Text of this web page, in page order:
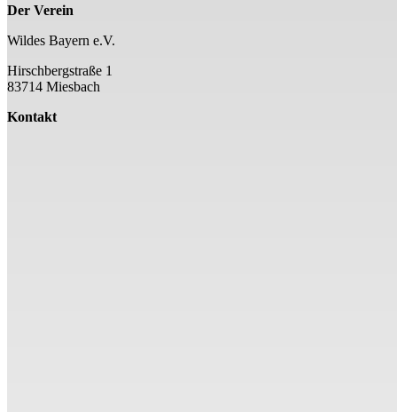
Der Verein
Wildes Bayern e.V.
Hirschbergstraße 1
83714 Miesbach
Kontakt